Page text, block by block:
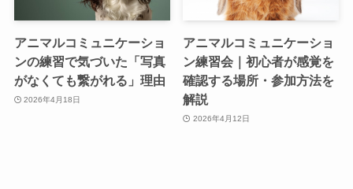
アニマルコミュニケーショ
ンの練習で気づいた「写真
がなくても繋がれる」理由
2026年4月18日
アニマルコミュニケーショ
ン練習会｜初心者が感覚を
確認する場所・参加方法を
解説
2026年4月12日